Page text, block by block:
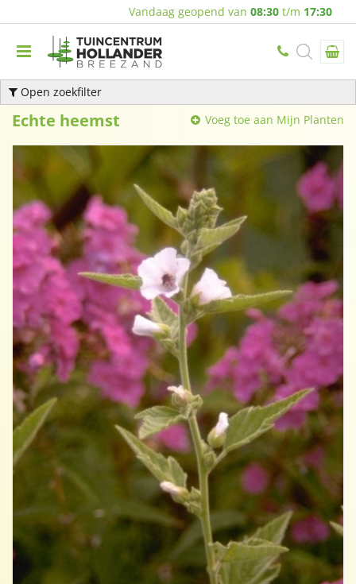
Vandaag geopend van 08:30 t/m 17:30
Open zoekfilter
Echte heemst Voeg toe aan Mijn Planten